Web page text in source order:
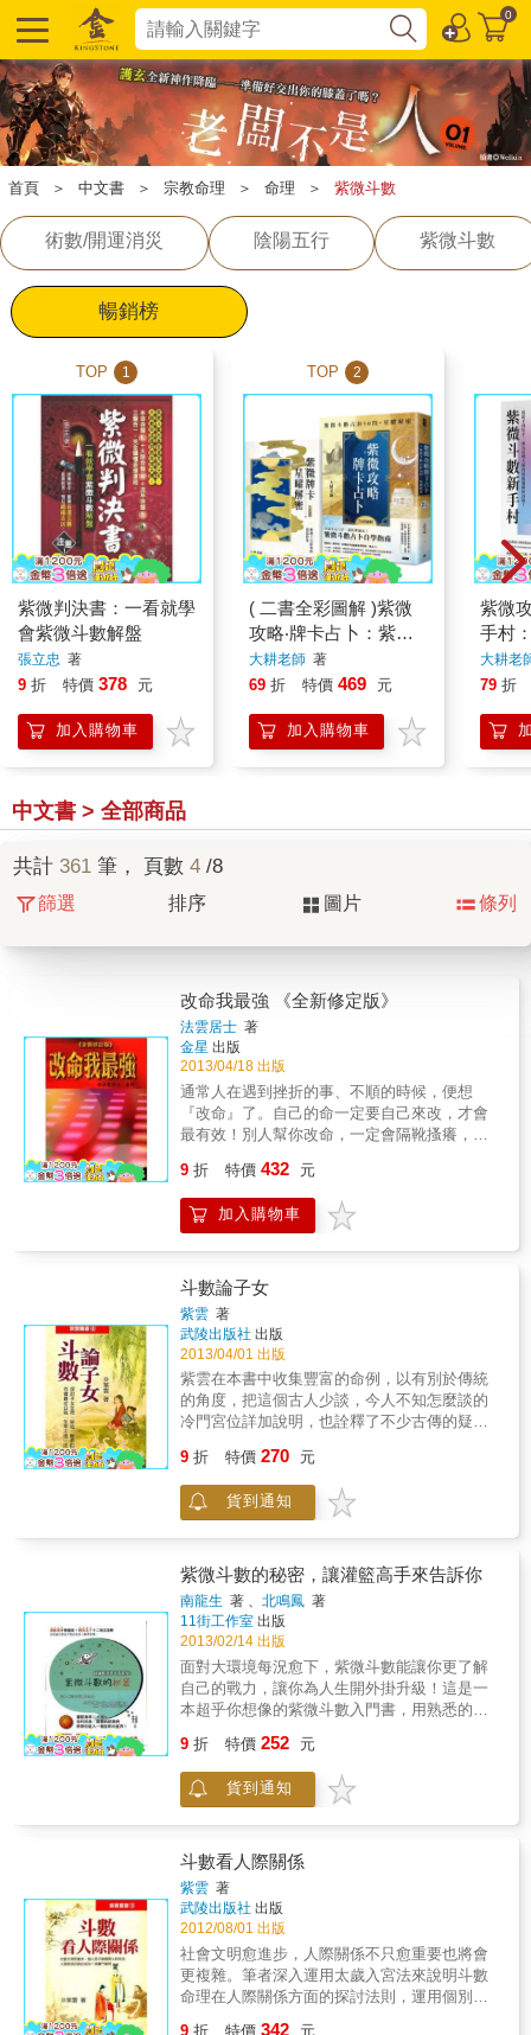
0
首頁 ＞ 中文書 ＞ 宗教命理 ＞ 命理 ＞ 紫微斗數
術數/開運消災 陰陽五行 紫微斗數
暢銷榜
TOP 1
紫微判決書：一看就學
會紫微斗數解盤
張立忠 著
9 折 特價 378 元
加入購物車
TOP 2
( 二書全彩圖解 )紫微
攻略‧牌卡占卜：紫微
斗數占卦50問＋星曜
解密
大耕老師 著
69 折 特價 469 元
加入購物車
紫微
手村
成為
輯和
大耕老
79 折
中文書 > 全部商品
共計 361 筆， 頁數 4 /8
篩選 排序 圖片 條列
改命我最強 《全新修定版》
法雲居士 著
金星 出版
2013/04/18 出版
通常人在遇到挫折的事、不順的時候，便想
『改命』了。自己的命一定要自己來改，才會
最有效！別人幫你改命，一定會隔靴搔癢，搔
對自己不利的事，再加強有利於自己的事，才
會使自己的命運變好！法雲居士用紫微命理的
方式教你為自己『改命』，讓你真正掌握自己
9 折 特價 432 元
加入購物車
斗數論子女
紫雲 著
武陵出版社 出版
2013/04/01 出版
紫雲在本書中收集豐富的命例，以有別於傳統
的角度，把這個古人少談，今人不知怎麼談的
冷門宮位詳加說明，也詮釋了不少古傳的疑
中，首次發表其發現的「生年太歲」用法，運
用此項觀念，斗數命理更開展出另一個層次的
視野。
9 折 特價 270 元
貨到通知
紫微斗數的秘密，讓灌籃高手來告訴你
南龍生 著 、北鳴鳳 著
11街工作室 出版
2013/02/14 出版
面對大環境每況愈下，紫微斗數能讓你更了解
自己的戰力，讓你為人生開外掛升級！這是一
本超乎你想像的紫微斗數入門書，用熟悉的經
憶，學習紫微斗數不但不難，還非常歡樂！灌
籃高手星曜篇＋網球王子十二地支全解◎所
以，我的命宮裡可能會有神奈川明星隊！◎地
會產生什麼樣的化學變化？書中收錄：◎命盤
12地支特性&圖表◎命盤12宮位與身宮代表意
義◎紫微斗數14主星、14吉凶輔星、4化星特性
◎各星曜進入命宮等12個宮位代表意義◎前所
未見！星曜特質解析五星圖本書特色◎用漫畫
人物來學紫微斗數，最簡單、最有趣的紫微入
門書！◎我的命盤上有櫻木花道？用經典漫畫
灌籃高手、網球王子的人氣角色來介紹紫微斗
數星曜個性，想像不到紫微斗數也可以這樣
9 折 特價 252 元
貨到通知
斗數看人際關係
紫雲 著
武陵出版社 出版
2012/08/01 出版
社會文明愈進步，人際關係不只愈重要也將會
更複雜。筆者深入運用太歲入宮法來說明斗數
命理在人際關係方面的探討法則，運用個別差
9 折 特價 342 元